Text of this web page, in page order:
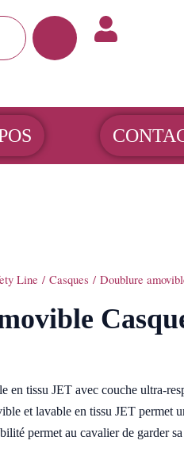
Line /Casques / Doublure
en tissu JET avec couche ultra-
et lavable en tissu JET permet
permet au cavalier de garder